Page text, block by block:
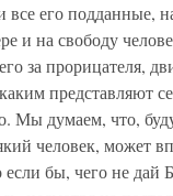
все его подданные,
и на свободу
за прорицателя,
представляют
Мы думаем, что,
человек, может
бы, чего не дай